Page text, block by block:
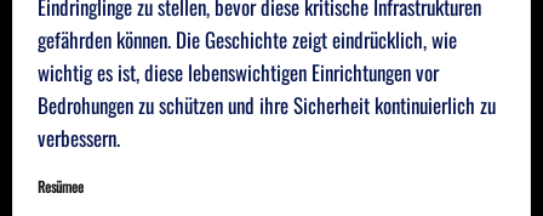
Eindringlinge zu stellen, bevor diese kritische Infrastrukturen
gefährden können. Die Geschichte zeigt eindrücklich, wie
wichtig es ist, diese lebenswichtigen Einrichtungen vor
Bedrohungen zu schützen und ihre Sicherheit kontinuierlich zu
verbessern.
Resümee